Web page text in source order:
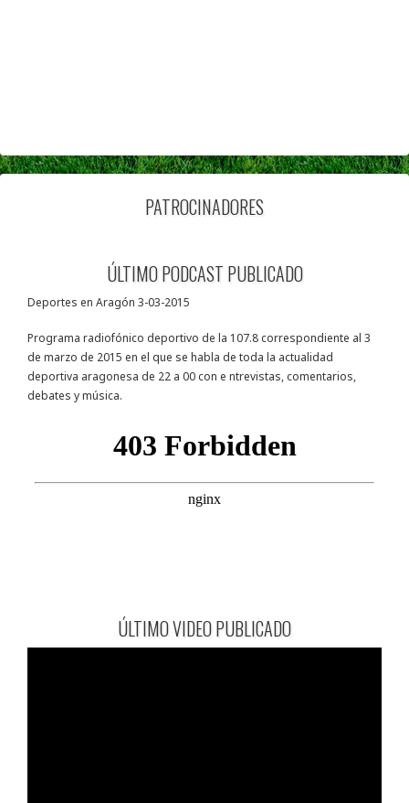
PATROCINADORES
ÚLTIMO PODCAST PUBLICADO
Deportes en Aragón 3-03-2015
Programa radiofónico deportivo de la 107.8 correspondiente al 3
de marzo de 2015 en el que se habla de toda la actualidad
deportiva aragonesa de 22 a 00 con e ntrevistas, comentarios,
debates y música.
ÚLTIMO VIDEO PUBLICADO